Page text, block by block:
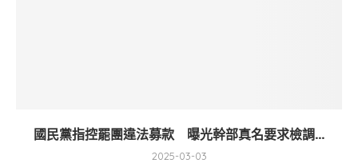
國民黨指控罷團違法募款 曝光幹部真名要求檢調...
2025-03-03